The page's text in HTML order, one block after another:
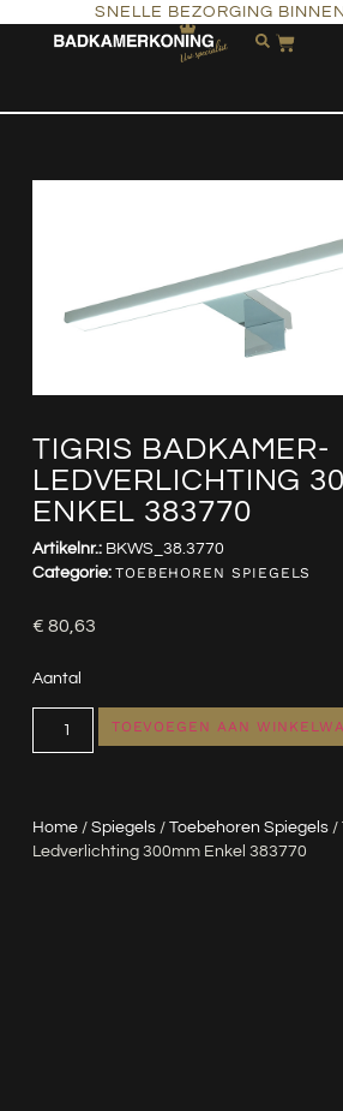
SNELLE BEZORGING
TIGRIS BADKAMER-
LEDVERLICHTING
ENKEL 383770
Home/ Spiegels/ Toebehoren Spiegels/
Ledverlichting 300mm Enkel 383770
Artikelnr.: BKWS_38.3770
Categorie: TOEBEHOREN SPIEGELS
€ 80,63
Aantal
TOEVOEGEN AAN